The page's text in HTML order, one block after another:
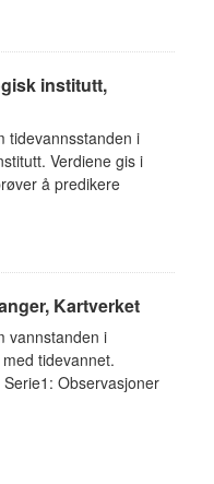
institutt,
tidevannsstanden i
Verdiene gis i
å predikere
Kartverket
vannstanden i
tidevannet.
Observasjoner